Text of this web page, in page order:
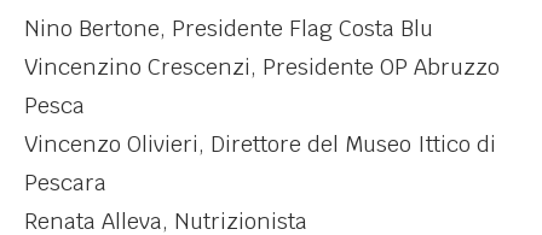
Nino Bertone, Presidente Flag Costa Blu
Vincenzino Crescenzi, Presidente OP Abruzzo
Pesca
Vincenzo Olivieri, Direttore del Museo Ittico di
Pescara
Renata Alleva, Nutrizionista